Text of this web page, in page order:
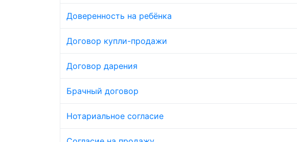
Доверенность на ребёнка
Договор купли-продажи
Договор дарения
Брачный договор
Нотариальное согласие